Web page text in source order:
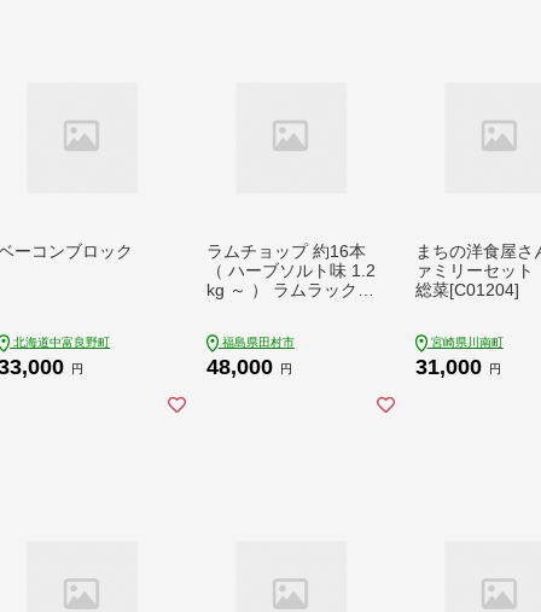
ーコンブロック
北海道中富良野町
円
ラムチョップ 約16本
（ ハーブソルト味 1.2
kg ～ ） ラムラック
凍 焼肉 BBQ 塊 人気
ギフト 贈答 プレゼン
福島県田村市
48,000 円
まちの洋食屋さ
ァミリーセッ
総菜[C01204]
宮崎県川南町
31,000 円